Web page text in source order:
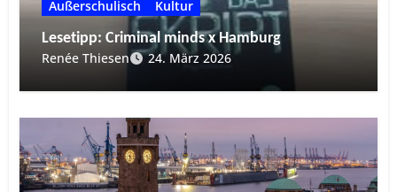
Außerschulisch
Kultur
Lesetipp: Criminal minds x Hamburg
Renée Thiesen
24. März 2026